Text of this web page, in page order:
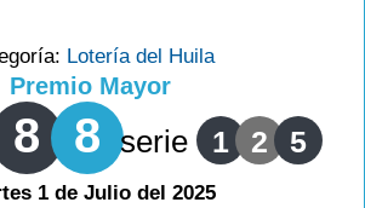
Lotería del Huila
Premio Mayor
8 8 serie 1 2 5
1 de Julio del 2025